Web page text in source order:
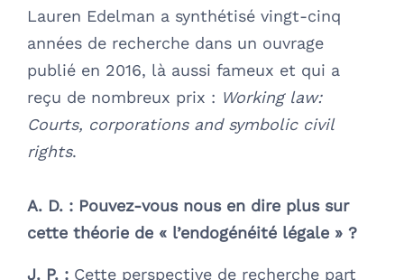
Lauren Edelman a synthétisé vingt-cinq
années de recherche dans un ouvrage
publié en 2016, là aussi fameux et qui a
reçu de nombreux prix : Working law:
Courts, corporations and symbolic civil
rights.
A. D. : Pouvez-vous nous en dire plus sur
cette théorie de « l’endogénéité légale » ?
J. P. : Cette perspective de recherche part